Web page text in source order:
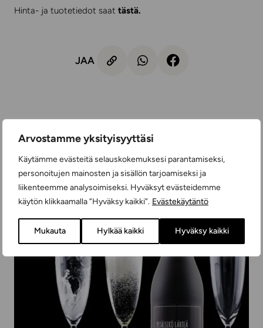
Arvostamme yksityisyyttäsi
Käytämme evästeitä selauskokemuksesi parantamiseksi,
personoitujen mainosten ja sisällön tarjoamiseksi ja
liikenteemme analysoimiseksi. Hyväksyt evästeidemme
käytön klikkaamalla ”Hyväksy kaikki”. Evästekäytäntö
Mukauta Hylkää kaikki Hyväksy kaikki
Hinta- ja tuotetiedot saat tästä.
JAA